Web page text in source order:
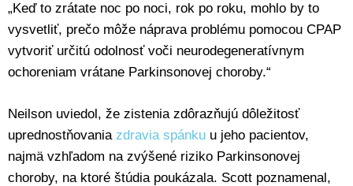
„Keď to zrátate noc po noci, rok po roku, mohlo by to
vysvetliť, prečo môže náprava problému pomocou CPAP
vytvoriť určitú odolnosť voči neurodegeneratívnym
ochoreniam vrátane Parkinsonovej choroby.“
Neilson uviedol, že zistenia zdôrazňujú dôležitosť
uprednostňovania zdravia spánku u jeho pacientov,
najmä vzhľadom na zvýšené riziko Parkinsonovej
choroby, na ktoré štúdia poukázala. Scott poznamenal,